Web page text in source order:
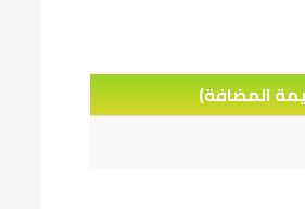
المضافة)